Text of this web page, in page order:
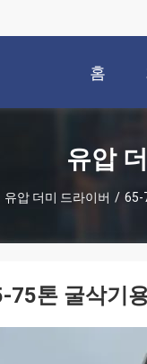
홈
유압
유압 더미 드라이버 / 65-
75톤 굴삭기